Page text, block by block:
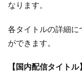
なります。
各タイトルの詳細に
ができます。
【国内配信タイトル